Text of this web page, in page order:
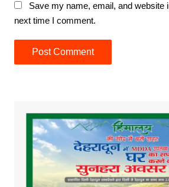
Save my name, email, and website
next time I comment.